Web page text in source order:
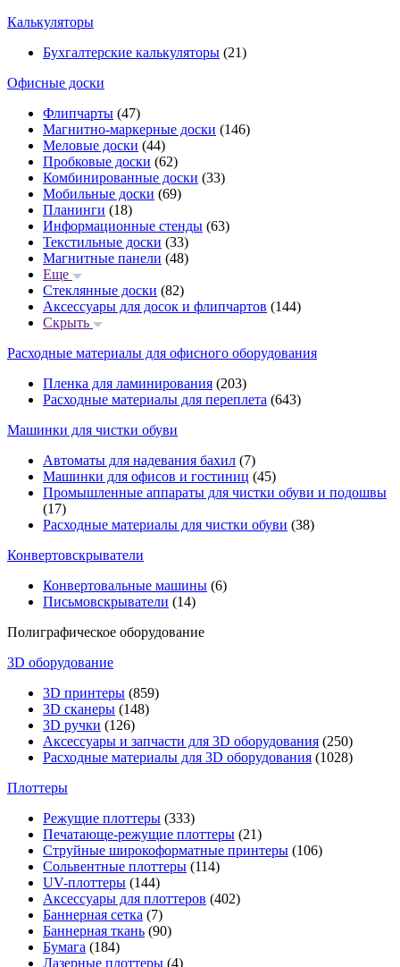
Калькуляторы
Бухгалтерские калькуляторы (21)
Офисные доски
Флипчарты (47)
Магнитно-маркерные доски (146)
Меловые доски (44)
Пробковые доски (62)
Комбинированные доски (33)
Мобильные доски (69)
Планинги (18)
Информационные стенды (63)
Текстильные доски (33)
Магнитные панели (48)
Еще
Стеклянные доски (82)
Аксессуары для досок и флипчартов (144)
Скрыть
Расходные материалы для офисного оборудования
Пленка для ламинирования (203)
Расходные материалы для переплета (643)
Машинки для чистки обуви
Автоматы для надевания бахил (7)
Машинки для офисов и гостиниц (45)
Промышленные аппараты для чистки обуви и подошвы
(17)
Расходные материалы для чистки обуви (38)
Конвертовскрыватели
Конвертовальные машины (6)
Письмовскрыватели (14)
Полиграфическое оборудование
3D оборудование
3D принтеры (859)
3D сканеры (148)
3D ручки (126)
Аксессуары и запчасти для 3D оборудования (250)
Расходные материалы для 3D оборудования (1028)
Плоттеры
Режущие плоттеры (333)
Печатающе-режущие плоттеры (21)
Струйные широкоформатные принтеры (106)
Сольвентные плоттеры (114)
UV-плоттеры (144)
Аксессуары для плоттеров (402)
Баннерная сетка (7)
Баннерная ткань (90)
Бумага (184)
Лазерные плоттеры (4)